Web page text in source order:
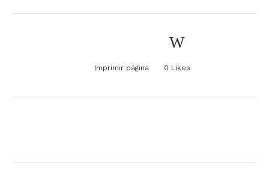
Imprimir página 0 Likes